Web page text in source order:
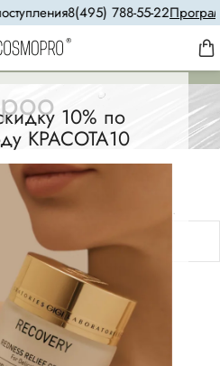
10% по
КРАСОТА10
8(495) 788-55-22
запросу, не обнаружено.